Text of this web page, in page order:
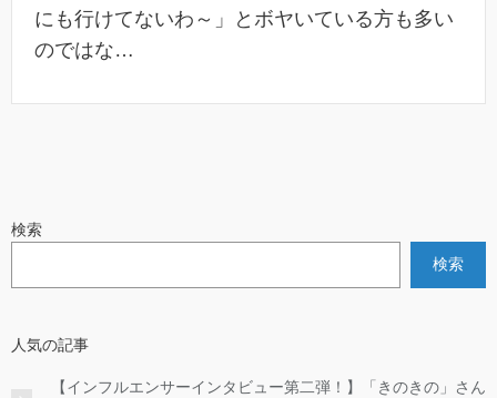
にも行けてないわ～」とボヤいている方も多い
のではな…
検索
検索
人気の記事
【インフルエンサーインタビュー第二弾！】「きのきの」さん